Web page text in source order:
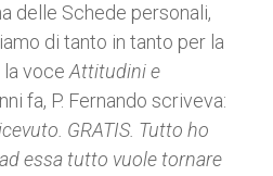
delle Schede personali,
di tanto in tanto per la
la voceAttitudini e
fa, P. Fernando scriveva:
GRATIS. Tutto ho
essa tutto vuole tornare